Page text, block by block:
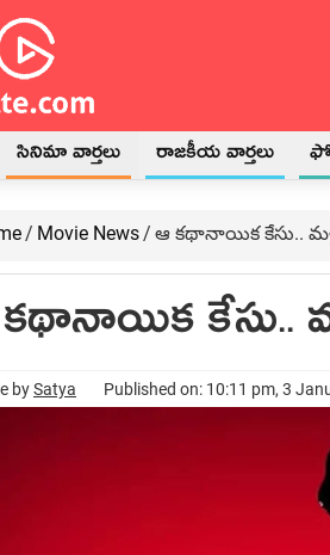
సినిమా వార్తలు రాజకీయ వార్తలు
/ Movie News/ ఆ క‌థానాయిక‌ కేసు..
కేసు..
bySatya Published on: 10:11 pm, 3